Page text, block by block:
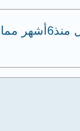
وضعت طفلة